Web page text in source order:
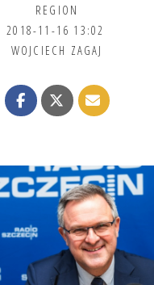
REGION
2018-11-16 13:02
WOJCIECH ZAGAJ